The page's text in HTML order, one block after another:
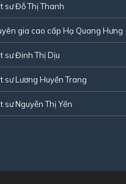
sư Đỗ Thị Thanh
gia cao cấp Hạ Quang Hưng
sư Đinh Thị Dịu
sư Lương Huyền Trang
sư Nguyễn Thị Yến